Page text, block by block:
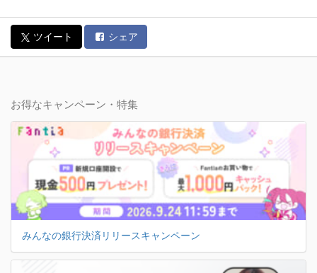
ツイート シェア
お得なキャンペーン・特集
みんなの銀行決済リリースキャンペーン